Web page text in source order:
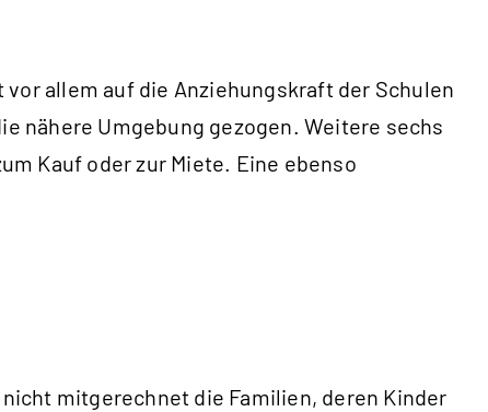
allem auf die Anziehungskraft der Schulen
nähere Umgebung gezogen. Weitere sechs
Kauf oder zur Miete. Eine ebenso
mitgerechnet die Familien, deren Kinder